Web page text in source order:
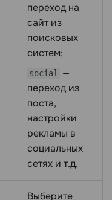
переход на
сайт из
поисковых
систем;
social —
переход из
поста,
настройки
рекламы в
социальных
сетях и т.д.
Выберите